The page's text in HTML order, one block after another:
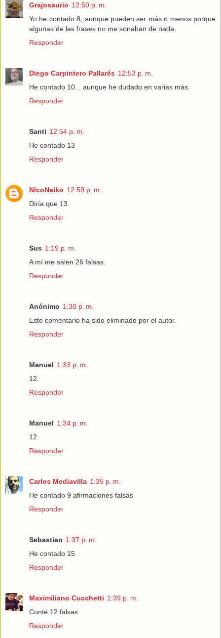
Grajosaurio 12:50 p. m.
Yo he contado 8, aunque pueden ser más o menos porque
algunas de las frases no me sonaban de nada.
Responder
Diego Carpintero Pallarés 12:53 p. m.
He contado 10... aunque he dudado en varias más.
Responder
Santi 12:54 p. m.
He contado 13
Responder
NicoNaiko 12:59 p. m.
Diría que 13.
Responder
Sus 1:19 p. m.
A mí me salen 26 falsas.
Responder
Anónimo 1:30 p. m.
Este comentario ha sido eliminado por el autor.
Responder
Manuel 1:33 p. m.
12.
Responder
Manuel 1:34 p. m.
12.
Responder
Carlos Mediavilla 1:35 p. m.
He contado 9 afirmaciones falsas
Responder
Sebastian 1:37 p. m.
He contado 15
Responder
Maximiliano Cucchetti 1:39 p. m.
Conté 12 falsas
Responder